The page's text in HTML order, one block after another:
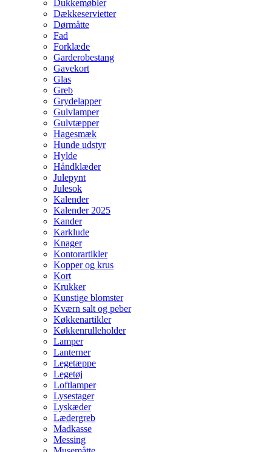
Dukkemøbler
Dækkeservietter
Dørmåtte
Fad
Forklæde
Garderobestang
Gavekort
Glas
Greb
Grydelapper
Gulvlamper
Gulvtæpper
Hagesmæk
Hunde udstyr
Hylde
Håndklæder
Julepynt
Julesok
Kalender
Kalender 2025
Kander
Karklude
Knager
Kontorartikler
Kopper og krus
Kort
Krukker
Kunstige blomster
Kværn salt og peber
Køkkenartikler
Køkkenrulleholder
Lamper
Lanterner
Legetæppe
Legetøj
Loftlamper
Lysestager
Lyskæder
Lædergreb
Madkasse
Messing